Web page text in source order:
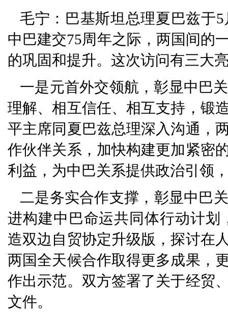
毛宁：巴基斯坦总理夏巴兹于
中巴建交75周年之际，两国间的
的巩固和提升。这次访问有三大
一是元首外交领航，彰显中巴
理解、相互信任、相互支持，锻
平主席同夏巴兹总理深入沟通，
作伙伴关系，加快构建更加紧密
利益，为中巴关系提供政治引领
二是务实合作支撑，彰显中巴
进构建中巴命运共同体行动计划
造双边自贸协定升级版，探讨在
两国全天候合作取得更多成果，
作出示范。双方签署了关于经贸
文件。